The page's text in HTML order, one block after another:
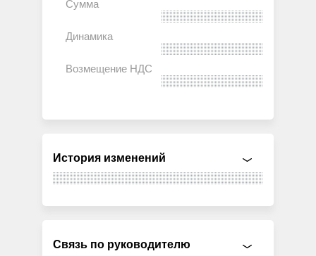
История изменений
Связь по руководителю